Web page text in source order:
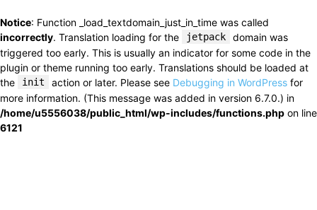
Notice: Function _load_textdomain_just_in_time was called
incorrectly. Translation loading for the jetpack
domain was
triggered too early. This is usually an indicator for some code in the
plugin or theme running too early. Translations should be loaded at
the
init action or later. Please see Debugging in WordPress for
more information. (This message was added in version 6.7.0.) in
/home/u5556038/public_html/wp-includes/functions.php on line
6121